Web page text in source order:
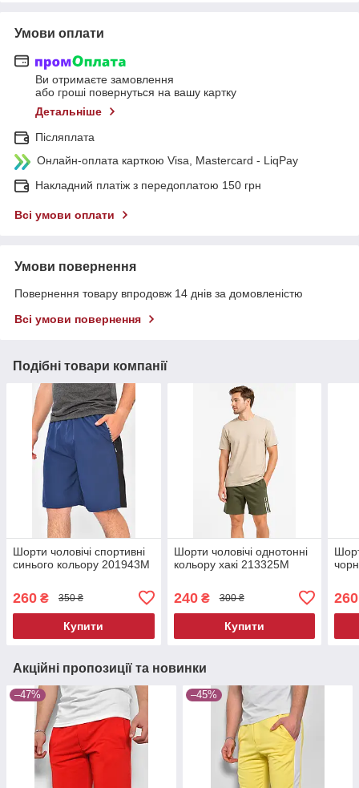
Умови оплати
Ви отримаєте замовлення
або гроші повернуться на вашу картку
Детальніше
Післяплата
Онлайн-оплата карткою Visa, Mastercard - LiqPay
Накладний платіж з передоплатою 150 грн
Всі умови оплати
Умови повернення
Повернення товару впродовж 14 днів за домовленістю
Всі умови повернення
Подібні товари компанії
Шорти чоловічі спортивні
синього кольору 201943M
260 ₴ 350 ₴
Купити
Шорти чоловічі однотонні
кольору хакі 213325M
240₴ 300 ₴
Купити
260
Акційні пропозиції та новинки
–47% –45%